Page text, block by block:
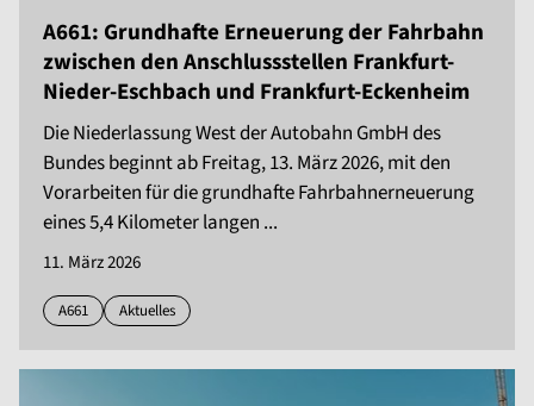
A661: Grundhafte Erneuerung der Fahrbahn
zwischen den Anschlussstellen Frankfurt-
Nieder-Eschbach und Frankfurt-Eckenheim
Die Niederlassung West der Autobahn GmbH des
Bundes beginnt ab Freitag, 13. März 2026, mit den
Vorarbeiten für die grundhafte Fahrbahnerneuerung
eines 5,4 Kilometer langen ...
11. März 2026
A661 Aktuelles